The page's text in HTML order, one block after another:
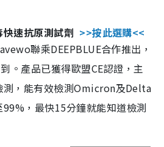
速抗原測試劑 >>按此選購<<
聯乘DEEPBLUE合作推出，
。產品已獲得歐盟CE認證，主
測，能有效檢測Omicron及Delta
，最快15分鐘就能知道檢測